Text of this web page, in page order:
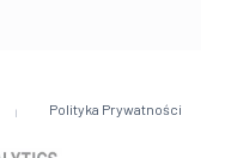
Polityka Prywatności